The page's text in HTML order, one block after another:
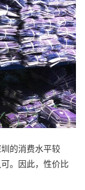
的消费水平较
。因此，性价比